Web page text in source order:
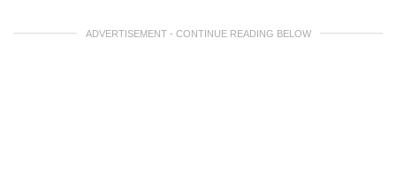
ADVERTISEMENT - CONTINUE READING BELOW